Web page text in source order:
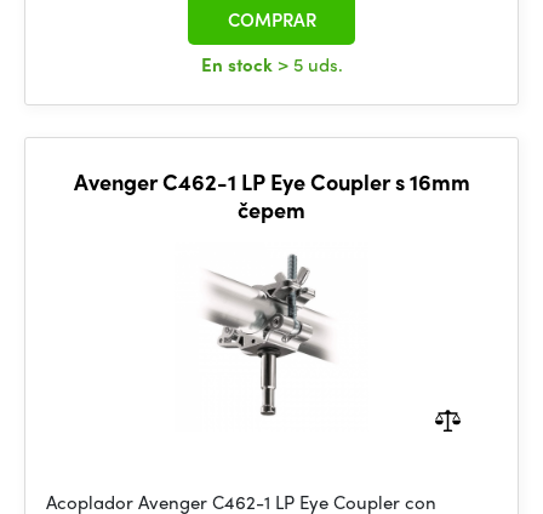
En stock > 5 uds.
COMPRAR
Avenger C462-1 LP Eye Coupler s 16mm
čepem
Acoplador Avenger C462-1 LP Eye Coupler con